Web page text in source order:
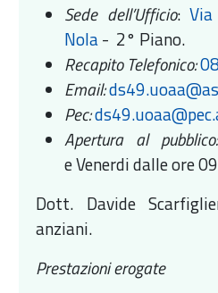
Sede dell’Ufficio:
Nola- 2° Piano.
Recapito Telefonico:
Email:
Pec:
Apertura al pubblico:
e Venerdi dalle ore
Dott. Davide
anziani.
Prestazioni erogate